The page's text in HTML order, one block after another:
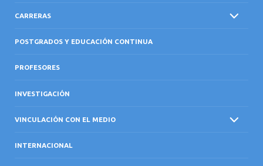
CARRERAS
POSTGRADOS Y EDUCACIÓN CONTINUA
PROFESORES
INVESTIGACIÓN
VINCULACIÓN CON EL MEDIO
INTERNACIONAL